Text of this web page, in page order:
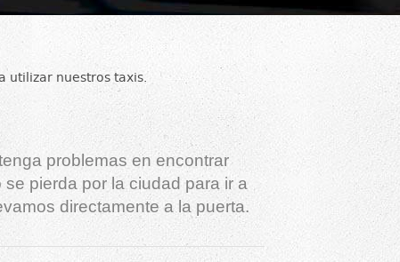
utilizar nuestros taxis.
problemas en encontrar
se pierda por la ciudad para ir a
directamente a la puerta.